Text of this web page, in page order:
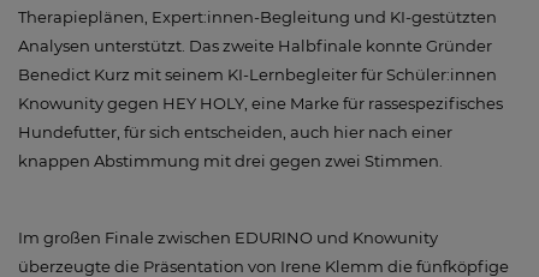
Therapieplänen, Expert:innen-Begleitung und KI-gestützten
Analysen unterstützt. Das zweite Halbfinale konnte Gründer
Benedict Kurz mit seinem KI-Lernbegleiter für Schüler:innen
Knowunity gegen HEY HOLY, eine Marke für rassespezifisches
Hundefutter, für sich entscheiden, auch hier nach einer
knappen Abstimmung mit drei gegen zwei Stimmen.
Im großen Finale zwischen EDURINO und Knowunity
überzeugte die Präsentation von Irene Klemm die fünfköpfige